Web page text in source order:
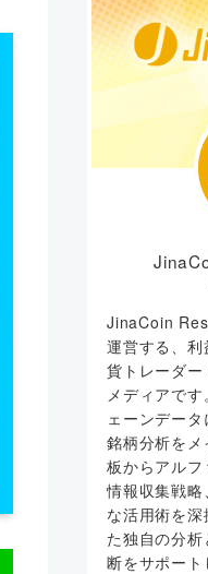
JinaCoin
運営する、
貨トレーダ
メディアで
ェーンデー
銘柄分析を
板からアル
情報収集戦
な活用術を
た独自の分
断をサポート